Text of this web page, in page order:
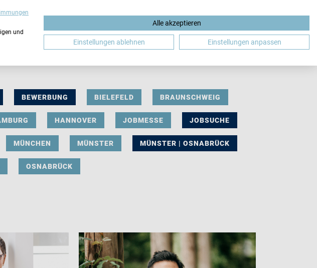
DE
BEWERBUNG BIELEFELD BRAUNSCHWEIG
HANNOVER JOBMESSE JOBSUCHE
MÜNCHEN MÜNSTER MÜNSTER | OSNABRÜCK
OSNABRÜCK
und
Alle akzeptieren
Einstellungen ablehnen Einstellungen anpassen